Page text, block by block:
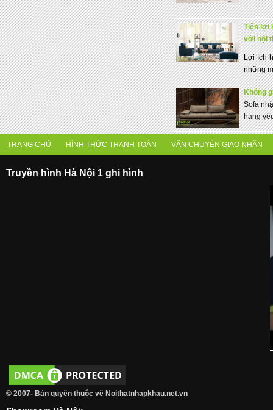
Tiện lợi
với nội
Lợi ích
những
Không
Sofa
hàng
TRANG CHỦ HÌNH THỨC THANH TOÁN VẬN CHUYỂN GIAO NHẬN
Truyền hình Hà Nội 1 ghi hình
© 2007- Bản quyền thuộc về Noithatnhapkhau.net.vn